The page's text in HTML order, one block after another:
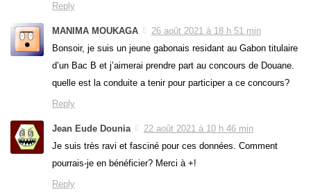
Reply
MANIMA MOUKAGA
26 août 2021 à 18 h 51 min
Bonsoir, je suis un jeune gabonais residant au Gabon titulaire
d’un Bac B et j’aimerai prendre part au concours de Douane.
quelle est la conduite a tenir pour participer a ce concours?
Reply
Jean Eude Dounia
22 août 2021 à 10 h 46 min
Je suis très ravi et fasciné pour ces données. Comment
pourrais-je en bénéficier? Merci à +!
Reply